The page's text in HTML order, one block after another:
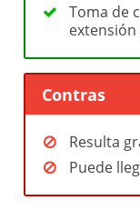
Toma de
Contras
Resulta
Puede